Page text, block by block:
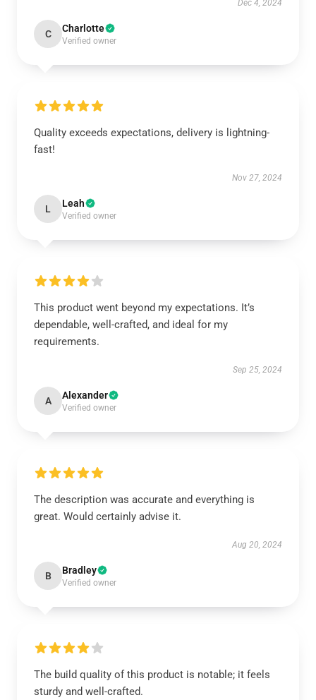
Dec 4, 2024
C Charlotte
Verified owner
Quality exceeds expectations, delivery is lightning-
fast!
Nov 27, 2024
L Leah
Verified owner
This product went beyond my expectations. It’s
dependable, well-crafted, and ideal for my
requirements.
Sep 25, 2024
A Alexander
Verified owner
The description was accurate and everything is
great. Would certainly advise it.
Aug 20, 2024
B Bradley
Verified owner
The build quality of this product is notable; it feels
sturdy and well-crafted.